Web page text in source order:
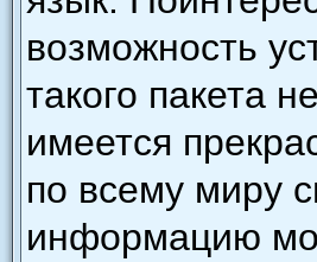
возможность
такого пакета
имеется
по всему миру
информацию